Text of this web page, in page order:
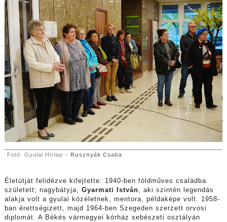
Fotó: Gyulai Hírlap – Rusznyák Csaba
Életútját felidézve kifejtette: 1940-ben földműves családba
született; nagybátyja, Gyarmati István, aki szintén legendás
alakja volt a gyulai közéletnek, mentora, példaképe volt. 1958-
ban érettségizett, majd 1964-ben Szegeden szerzett orvosi
diplomát. A Békés vármegyei kórház sebészeti osztályán